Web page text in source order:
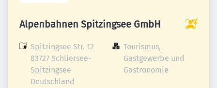
Alpenbahnen Spitzingsee GmbH
Spitzingsee Str. 12
83727 Schliersee-
Spitzingsee
Deutschland
Tourismus,
Gastgewerbe und
Gastronomie